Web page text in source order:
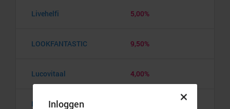
Livehelfi 5,00%
LOOKFANTASTIC 9,50%
Lucovitaal 4,00%
Lyko